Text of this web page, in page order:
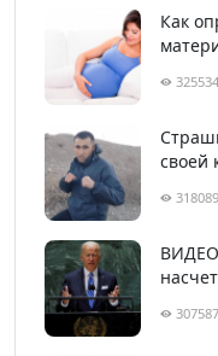
Как
своей
ВИДЕО